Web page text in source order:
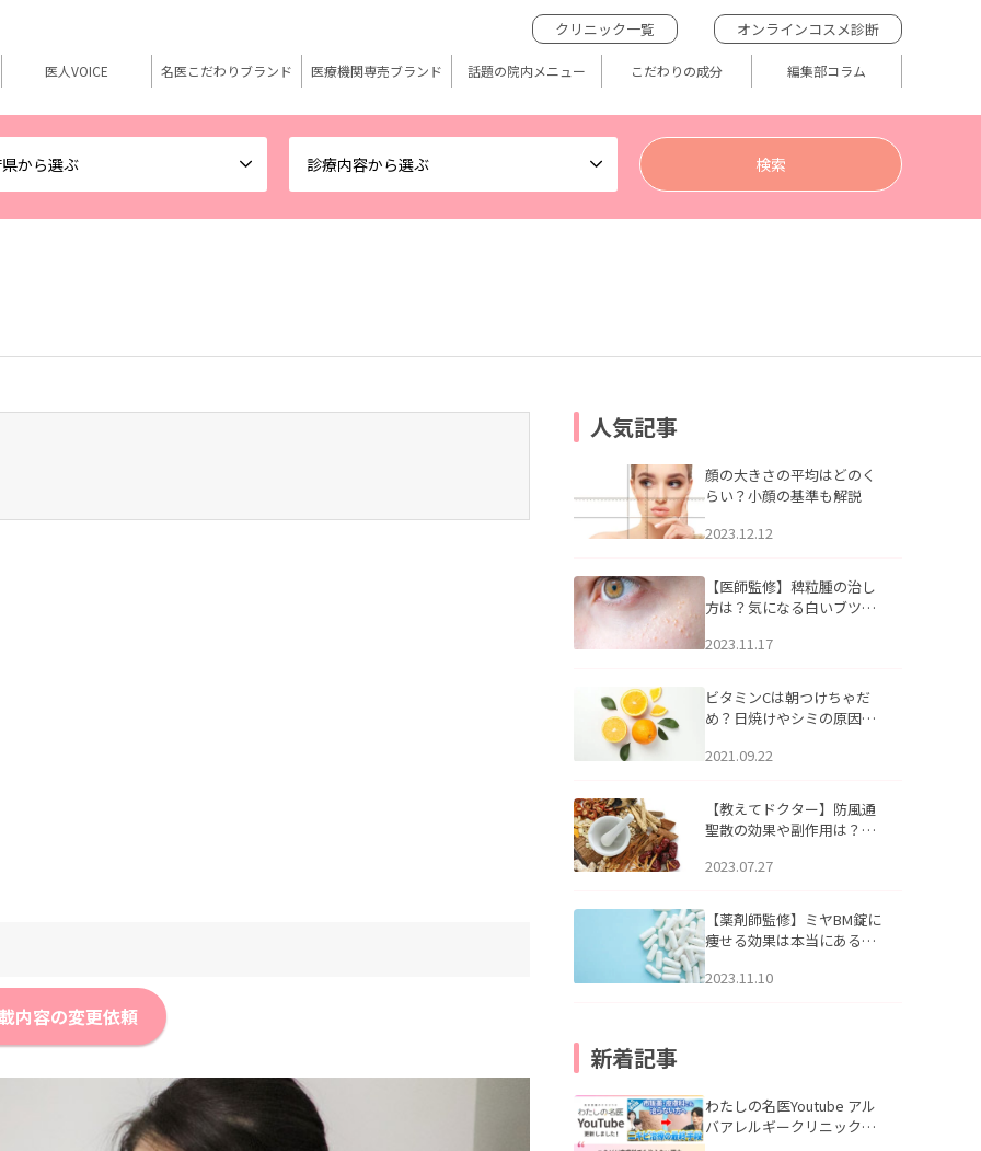
から選ぶ 診療内容から選ぶ
クリニック一覧 オンラインコスメ診断
医人VOICE 名医こだわりブランド 医療機関専売ブランド 話題の院内メニュー こだわりの成分 編集部コラム
内容の変更依頼
人気記事
顔の大きさの平均はどのく
らい？小顔の基準も解説
2023.12.12
【医師監修】稗粒腫の治し
方は？気になる白いブツブ
アについて
2023.11.17
ビタミンCは朝つけちゃだ
め？日焼けやシミの原因に
2021.09.22
【教えてドクター】防風通
聖散の効果や副作用は？長
2023.07.27
【薬剤師監修】ミヤBM錠に
痩せる効果は本当にある
2023.11.10
新着記事
わたしの名医Youtube アル
バアレルギークリニック札